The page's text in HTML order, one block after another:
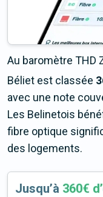
Au baromètre THD
Béliet est classée
avec une note
Les Belinetois
fibre optique
des logements.
Jusqu’à 360€